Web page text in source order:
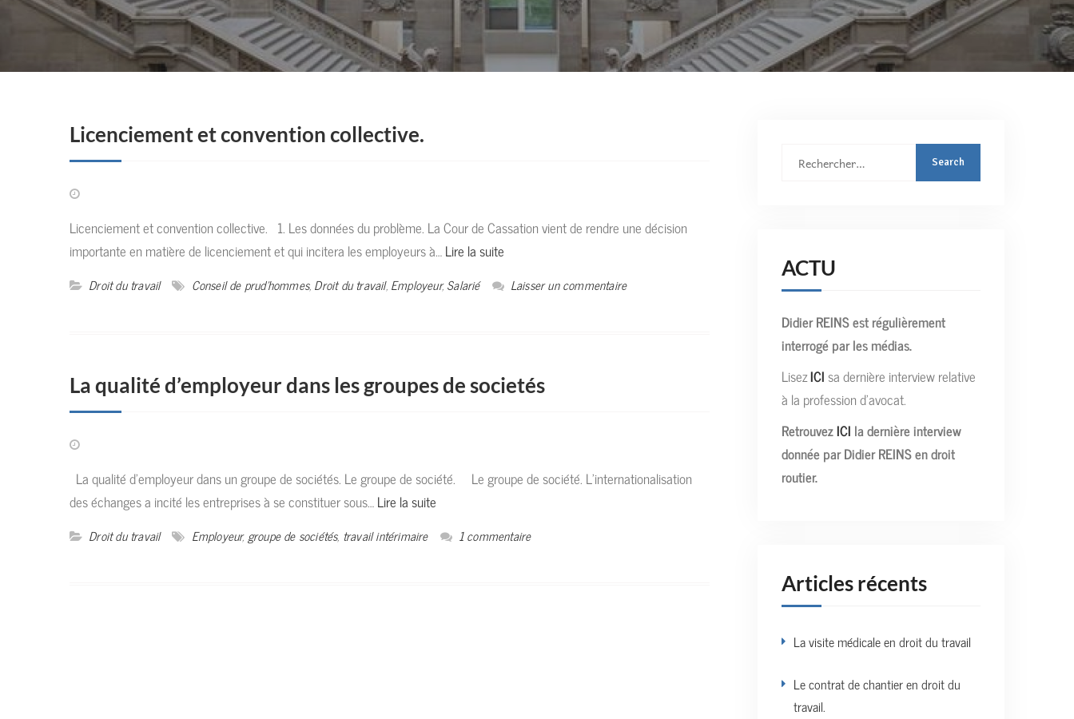
Licenciement et convention collective.
Licenciement et convention collective. 1. Les données du problème. La Cour de Cassation vient de rendre une décision
importante en matière de licenciement et qui incitera les employeurs à…Lire la suite
Droit du travail Conseil de prud'hommes, Droit du travail, Employeur,Salarié Laisser un commentaire
La qualité d’employeur dans les groupes de societés
La qualité d’employeur dans un groupe de sociétés. Le groupe de société. Le groupe de société. L’internationalisation
des échanges a incité les entreprises à se constituer sous…Lire la suite
Droit du travail Employeur,groupe de sociétés, travail intérimaire 1 commentaire
Rechercher
ACTU
Didier REINS est régulièrement
interrogé par les médias.
LisezICI sa dernière interview relative
à la profession d’avocat.
RetrouvezICI la dernière interview
donnée par Didier REINS en droit
routier.
Articles récents
La visite médicale en droit du travail
Le contrat de chantier en droit du
travail.